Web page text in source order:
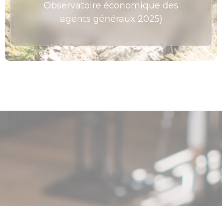
Observatoire économique des
agents généraux 2025)